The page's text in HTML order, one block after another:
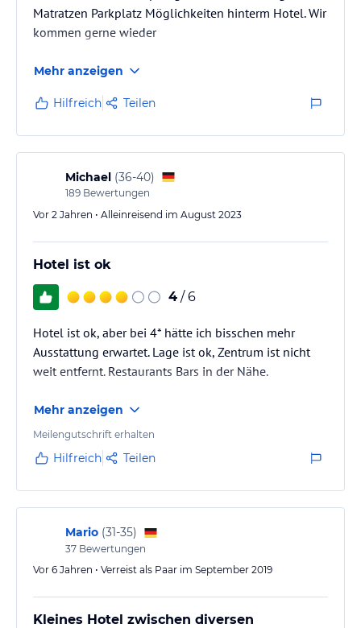
Matratzen Parkplatz Möglichkeiten hinterm Hotel. Wir
kommen gerne wieder
Mehr anzeigen
Hilfreich Teilen
Michael (36-40)
189 Bewertungen
Vor 2 Jahren • Alleinreisend im August 2023
Hotel ist ok
4 / 6
Hotel ist ok, aber bei 4* hätte ich bisschen mehr
Ausstattung erwartet. Lage ist ok, Zentrum ist nicht
weit entfernt. Restaurants Bars in der Nähe.
Mehr anzeigen
Meilengutschrift erhalten
Hilfreich Teilen
Mario (31-35)
37 Bewertungen
Vor 6 Jahren • Verreist als Paar im September 2019
Kleines Hotel zwischen diversen